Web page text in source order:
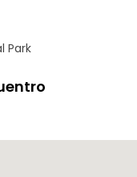
punto de vista único para la
cocodrilos y
la estación seca,
vistas del
Park